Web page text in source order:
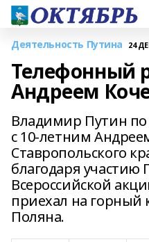
Деятельность Путина 24
Телефонный
Андреем
Владимир Путин
с 10-летним
Ставропольского
благодаря участию
Всероссийской
приехал на горный
Поляна.